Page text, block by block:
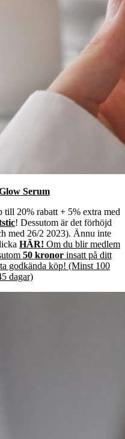
Serum
till 20% rabatt + 5% extra med
! Dessutom är det förhöjd
med 26/2 2023). Ännu inte
HÄR! Om du blir medlem
50 kronorinsatt på ditt
godkända köp! (Minst 100
dagar)